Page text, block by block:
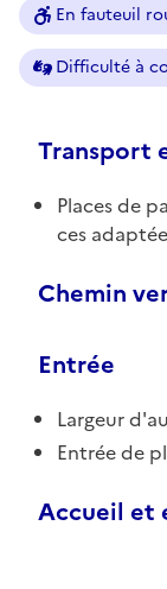
En fauteuil
Difficulté à
Transport
Places de
ces
Chemin
Entrée
Largeur
Entrée de
Accueil et